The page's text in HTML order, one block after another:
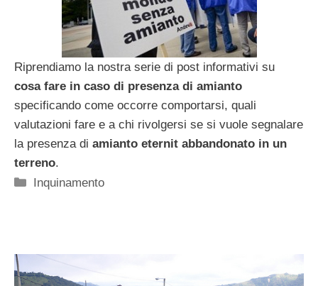
Riprendiamo la nostra serie di post informativi su
cosa fare in caso di presenza di amianto
specificando come occorre comportarsi, quali
valutazioni fare e a chi rivolgersi se si vuole segnalare
la presenza di amianto eternit abbandonato in un
terreno.
Categorie
Inquinamento